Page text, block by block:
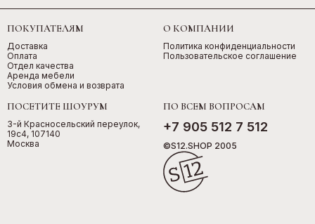
ПОКУПАТЕЛЯМ
Доставка
Оплата
Отдел качества
Аренда мебели
Условия обмена и возврата
О КОМПАНИИ
Политика конфиденциальности
Пользовательское соглашение
ПОСЕТИТЕ ШОУРУМ
3-й Красносельский переулок,
19с4, 107140
Москва
ПО ВСЕМ ВОПРОСАМ
+7 905 512 7 512
©S12.SHOP 2005